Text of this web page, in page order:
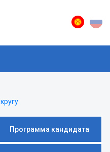
Программа кандидата